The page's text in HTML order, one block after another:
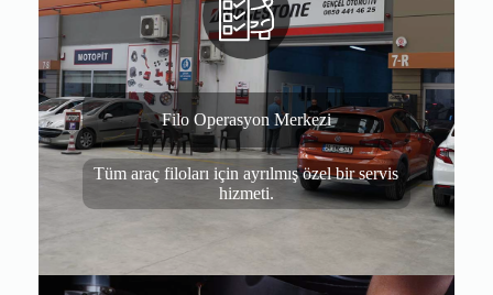
Filo Operasyon Merkezi
Tüm araç filoları için ayrılmış özel bir servis
hizmeti.